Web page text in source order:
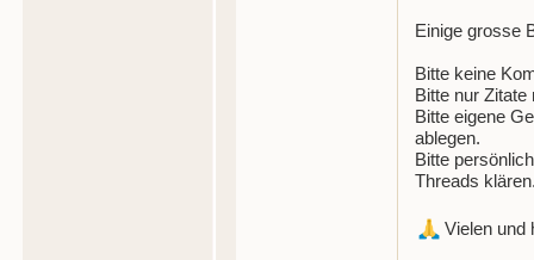
Einige grosse
Bitte keine
Bitte nur
Bitte eigene
ablegen.
Bitte
Threads
Vielen und